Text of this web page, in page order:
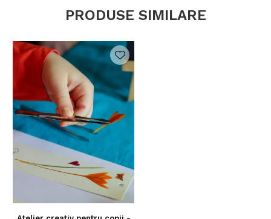
drag sau ti le oferi chiar tie.
lumii care ne inconjoara!
Important
Atelierul are loc la locatia aleasa de participanti, in
baza unei programari
Pentru desfasurarea intr-o locatie propusa de noi
(ex. cafenea) exista costuri suplimentare
Durata atelierului este de 1h-1h30min
Plata pentru atelier se efectueaza la finalul activitatii.
PRODUSE SIMILARE